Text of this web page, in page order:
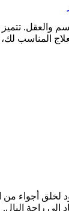
والعقل.
المناسب
أجواء من
إلى راحة البال.